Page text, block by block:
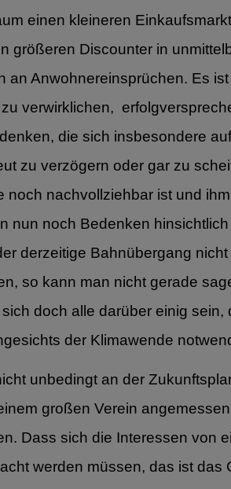
einen kleineren
größeren Discounter in
an Anwohnereinsprüchen. Es
verwirklichen,
die sich insbesondere
zu verzögern oder gar zu
noch nachvollziehbar ist und
nun noch Bedenken
derzeitige Bahnübergang
so kann man nicht gerade
doch alle darüber einig
der Klimawende
unbedingt an der
großen Verein
Dass sich die Interessen von
werden müssen, das ist